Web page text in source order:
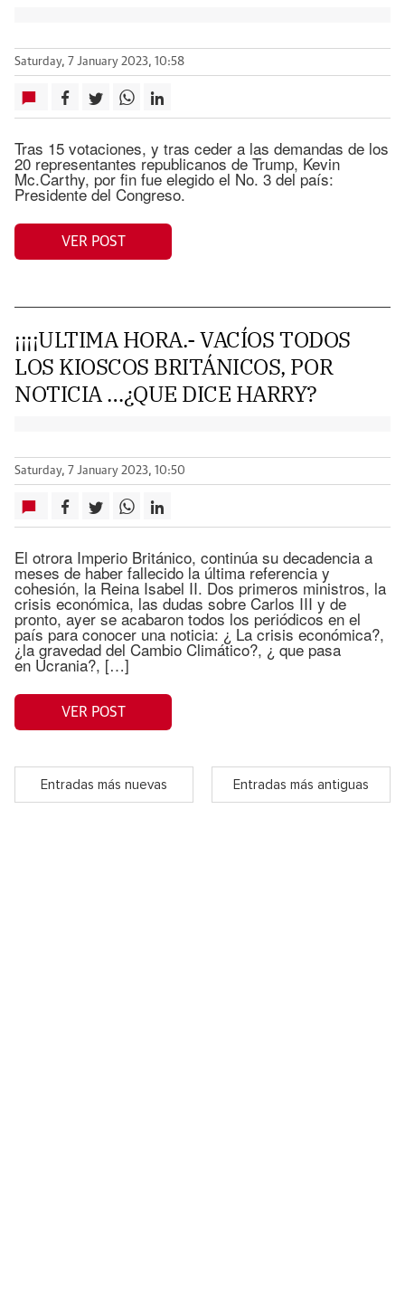
Saturday, 7 January 2023, 10:58
Tras 15 votaciones, y tras ceder a las demandas de los
20 representantes republicanos de Trump, Kevin
Mc.Carthy, por fin fue elegido el No. 3 del país:
Presidente del Congreso.
VER POST
¡¡¡¡ULTIMA HORA.- VACÍOS TODOS
LOS KIOSCOS BRITÁNICOS, POR
NOTICIA …¿QUE DICE HARRY?
Saturday, 7 January 2023, 10:50
El otrora Imperio Británico, continúa su decadencia a
meses de haber fallecido la última referencia y
cohesión, la Reina Isabel II. Dos primeros ministros, la
crisis económica, las dudas sobre Carlos III y de
pronto, ayer se acabaron todos los periódicos en el
país para conocer una noticia: ¿ La crisis económica?,
¿la gravedad del Cambio Climático?, ¿ que pasa
en Ucrania?, […]
VER POST
Entradas más nuevas Entradas más antiguas